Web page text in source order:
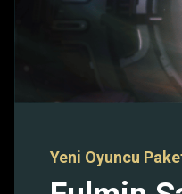
Yeni Oyuncu